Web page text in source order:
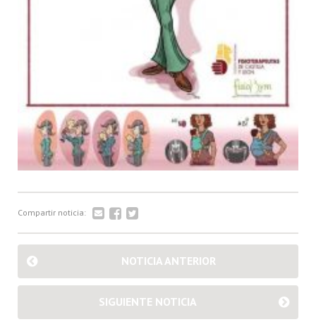
Compartir noticia:
NOTICIA ANTERIOR
SIGUIENTE NOTICIA